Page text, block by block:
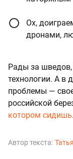
Ох,
дронами,
Рады за
технологии. А в
проблемы —
российской
котором сидишь.
Автор текста: